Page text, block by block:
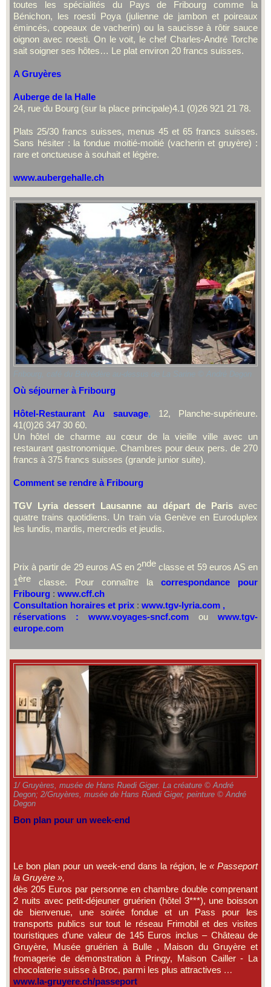
toutes les spécialités du Pays de Fribourg comme la
Bénichon, les roesti Poya (julienne de jambon et poireaux
émincés, copeaux de vacherin) ou la saucisse à rôtir sauce
oignon avec roesti. On le voit, le chef Charles-André Torche
sait soigner ses hôtes… Le plat environ 20 francs suisses.
A Gruyères
Auberge de la Halle
24, rue du Bourg (sur la place principale)4.1 (0)26 921 21 78.
Plats 25/30 francs suisses, menus 45 et 65 francs suisses.
Sans hésiter : la fondue moitié-moitié (vacherin et gruyère) :
rare et onctueuse à souhait et légère.
www.aubergehalle.ch
Où séjourner à Fribourg
Hôtel-Restaurant Au sauvage,
12, Planche-supérieure.
41(0)26 347 30 60.
Un hôtel de charme au cœur de la vieille ville avec un
restaurant gastronomique. Chambres pour deux pers. de 270
francs à 375 francs suisses (grande junior suite).
Comment se rendre à Fribourg
TGV Lyria dessert Lausanne au départ de Paris avec
quatre trains quotidiens. Un train via Genève en Euroduplex
les lundis, mardis, mercredis et jeudis.
Prix à partir de 29 euros AS en 2nde classe et 59 euros AS en
1ère classe. Pour connaître la
correspondance pour
Fribourg : www.cff.ch
Consultation horaires et prix : www.tgv-lyria.com ,
réservations :
www.voyages-sncf.com ou
www.tgv-
europe.com
1/ Gruyères, musée de Hans Ruedi Giger. La créature © André
Degon; 2/Gruyères, musée de Hans Ruedi Giger, peinture © André
Degon
Bon plan pour un week-end
Le bon plan pour un week-end dans la région, le « Passeport
la Gruyère »,
dès 205 Euros par personne en chambre double comprenant
2 nuits avec petit-déjeuner gruérien (hôtel 3***), une boisson
de bienvenue, une soirée fondue et un Pass pour les
transports publics sur tout le réseau Frimobil et des visites
touristiques d’une valeur de 145 Euros inclus – Château de
Gruyère, Musée gruérien à Bulle , Maison du Gruyère et
fromagerie de démonstration à Pringy, Maison Cailler - La
chocolaterie suisse à Broc, parmi les plus attractives …
www.la-gruyere.ch/passeport